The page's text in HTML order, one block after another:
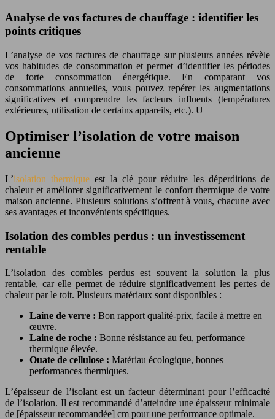
Analyse de vos factures de chauffage : identifier les
points critiques
L’analyse de vos factures de chauffage sur plusieurs années révèle
vos habitudes de consommation et permet d’identifier les périodes
de forte consommation énergétique. En comparant vos
consommations annuelles, vous pouvez repérer les augmentations
significatives et comprendre les facteurs influents (températures
extérieures, utilisation de certains appareils, etc.). U
Optimiser l’isolation de votre maison
ancienne
L’isolation thermique est la clé pour réduire les déperditions de
chaleur et améliorer significativement le confort thermique de votre
maison ancienne. Plusieurs solutions s’offrent à vous, chacune avec
ses avantages et inconvénients spécifiques.
Isolation des combles perdus : un investissement
rentable
L’isolation des combles perdus est souvent la solution la plus
rentable, car elle permet de réduire significativement les pertes de
chaleur par le toit. Plusieurs matériaux sont disponibles :
Laine de verre : Bon rapport qualité-prix, facile à mettre en
œuvre.
Laine de roche : Bonne résistance au feu, performance
thermique élevée.
Ouate de cellulose : Matériau écologique, bonnes
performances thermiques.
L’épaisseur de l’isolant est un facteur déterminant pour l’efficacité
de l’isolation. Il est recommandé d’atteindre une épaisseur minimale
de [épaisseur recommandée] cm pour une performance optimale.